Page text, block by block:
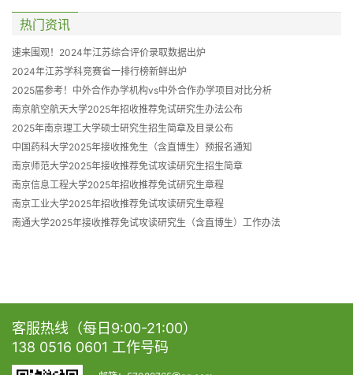
热门资讯
速来围观！2024年江苏综合评价录取数据出炉
2024年江苏学科竞赛省一排行榜新鲜出炉
2025届参考！中外合作办学机构vs中外合作办学项目对比分析
南京航空航天大学2025年招收推荐免试研究生办法公布
2025年南京理工大学硕士研究生招生简章及目录公布
中国药科大学2025年接收推免生（含直博生）预报名通知
南京师范大学2025年接收推荐免试攻读研究生招生简章
南京信息工程大学2025年招收推荐免试研究生章程
南京工业大学2025年招收推荐免试攻读研究生章程
南通大学2025年接收推荐免试攻读研究生（含直博生）工作办法
客服热线（每日9:00-21:00）
138 0516 0601 工作号码